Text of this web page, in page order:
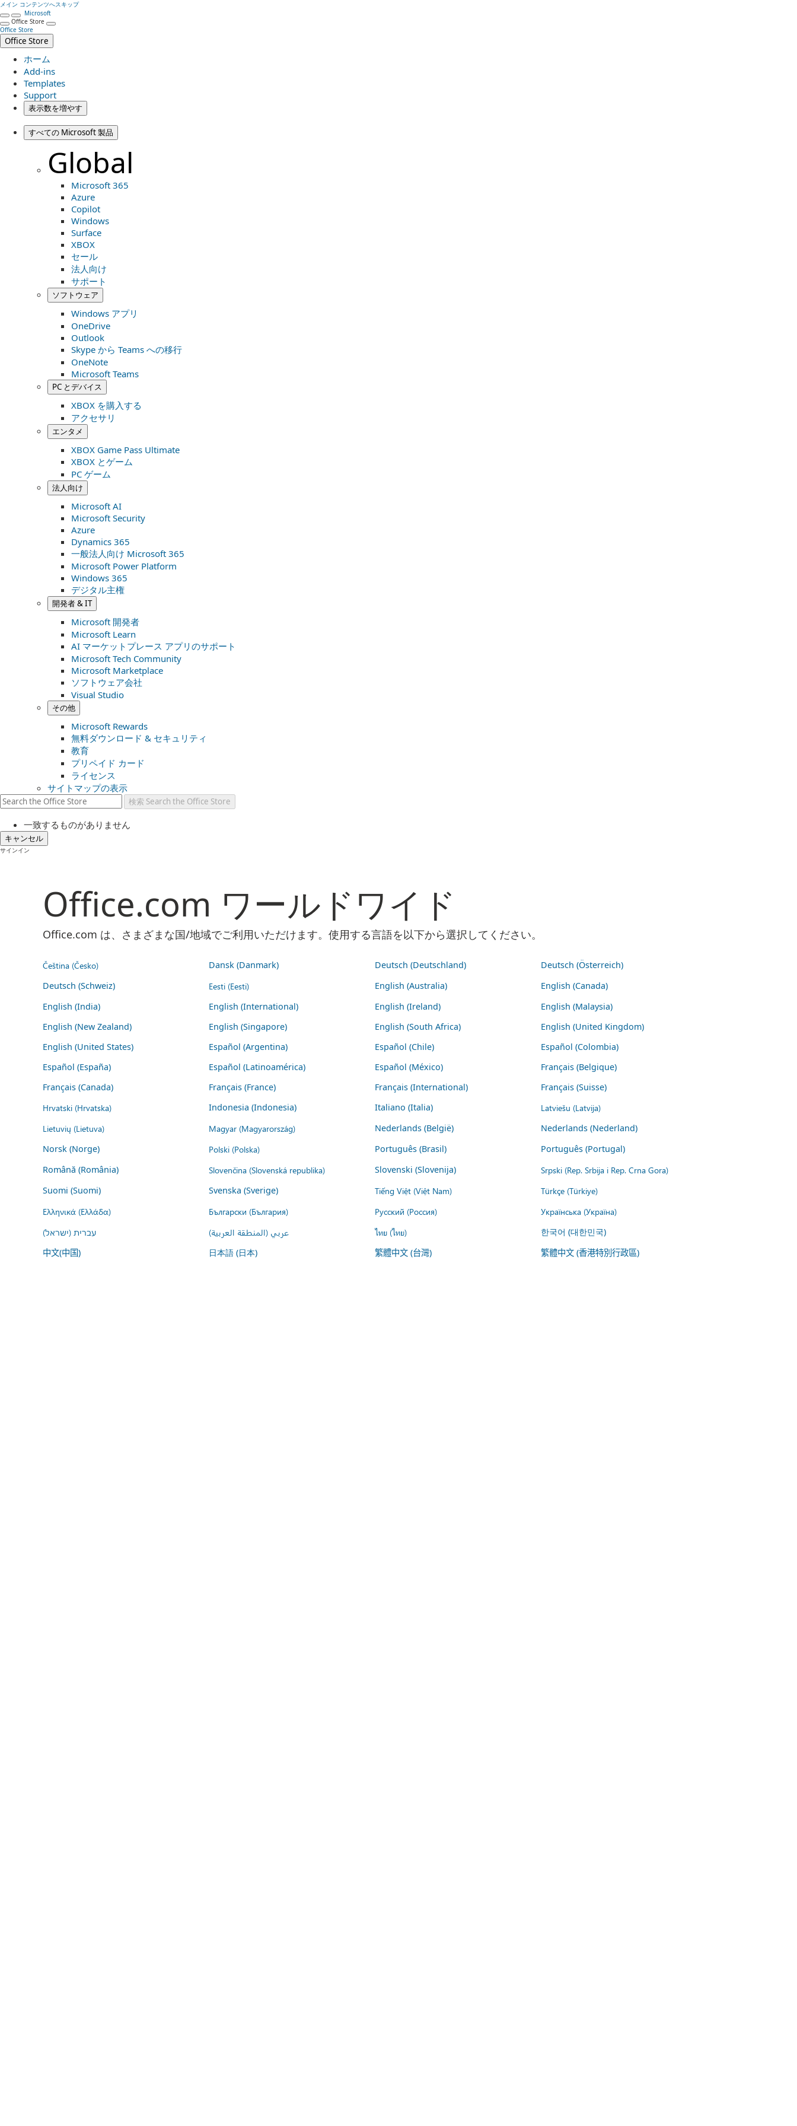
メイン コンテンツへスキップ
Microsoft
Office Store
Office Store
Office Store
ホーム
Add-ins
Templates
Support
表示数を増やす
すべての Microsoft 製品
Global
Microsoft 365
Azure
Copilot
Windows
Surface
XBOX
セール
法人向け
サポート
ソフトウェア
Windows アプリ
OneDrive
Outlook
Skype から Teams への移行
OneNote
Microsoft Teams
PC とデバイス
XBOX を購入する
アクセサリ
エンタメ
XBOX Game Pass Ultimate
XBOX とゲーム
PC ゲーム
法人向け
Microsoft AI
Microsoft Security
Azure
Dynamics 365
一般法人向け Microsoft 365
Microsoft Power Platform
Windows 365
デジタル主権
開発者 & IT
Microsoft 開発者
Microsoft Learn
AI マーケットプレース アプリのサポート
Microsoft Tech Community
Microsoft Marketplace
ソフトウェア会社
Visual Studio
その他
Microsoft Rewards
無料ダウンロード & セキュリティ
教育
プリペイド カード
ライセンス
サイトマップの表示
検索 Search the Office Store
一致するものがありません
キャンセル
サインイン
Office.com ワールドワイド
Office.com は、さまざまな国/地域でご利用いただけます。使用する言語を以下から選択してください。
Čeština (Česko) Dansk (Danmark) Deutsch (Deutschland)
Deutsch (Österreich)
Deutsch (Schweiz)
Eesti (Eesti) English (Australia)
English (Canada)
English (India)
English (International) English (Ireland)
English (Malaysia)
English (New Zealand)
English (Singapore) English (South Africa)
English (United Kingdom)
English (United States)
Español (Argentina) Español (Chile)
Español (Colombia)
Español (España)
Español (Latinoamérica) Español (México)
Français (Belgique)
Français (Canada)
Français (France) Français (International) Français (Suisse)
Hrvatski (Hrvatska) Indonesia (Indonesia) Italiano (Italia)
Latviešu (Latvija)
Lietuvių (Lietuva)
Magyar (Magyarország) Nederlands (België)
Nederlands (Nederland)
Norsk (Norge)
Polski (Polska) Português (Brasil)
Português (Portugal)
Română (România)
Slovenčina (Slovenská republika) Slovenski (Slovenija) Srpski (Rep. Srbija i Rep. Crna Gora)
Suomi (Suomi) Svenska (Sverige) Tiếng Việt (Việt Nam)
Türkçe (Türkiye)
Ελληνικά (Ελλάδα)
Български (България) Русский (Россия)
Українська (Україна)
עברית (ישראל)
عربي (المنطقة العربية) ไทย (ไทย)
한국어 (대한민국)
中文(中国)
日本語 (日本) 繁體中文 (台灣) 繁體中文 (香港特別行政區)